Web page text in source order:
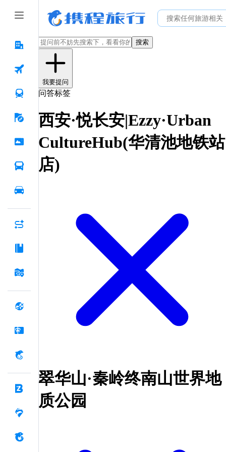
搜索
我要提问
问答标签
西安·悦长安|Ezzy·Urban
CultureHub(华清池地铁站
店)
翠华山·秦岭终南山世界地
质公园